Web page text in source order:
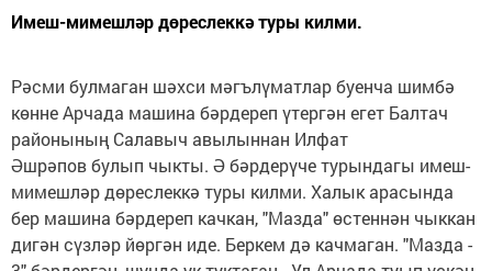
Имеш-мимешләр дөреслеккә туры килми.
Рәсми булмаган шәхси мәгълүматлар буенча шимбә
көнне Арчада машина бәрдереп үтергән егет Балтач
районының Салавыч авылыннан Илфат
Әшрәпов булып чыкты. Ә бәрдерүче турындагы имеш-
мимешләр дөреслеккә туры килми. Халык арасында
бер машина бәрдереп качкан, "Мазда" өстеннән чыккан
дигән сүзләр йөргән иде. Беркем дә качмаган. "Мазда -